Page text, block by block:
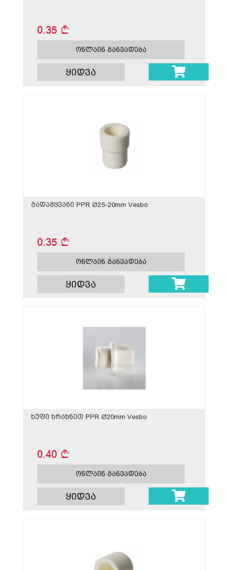
0.35
ონლაინ განვადება
ყიდვა
გადამყვანი PPR Ø25-20mm Vesbo
0.35
ონლაინ განვადება
ყიდვა
ხუფი ხრახნით PPR Ø20mm Vesbo
0.40
ონლაინ განვადება
ყიდვა